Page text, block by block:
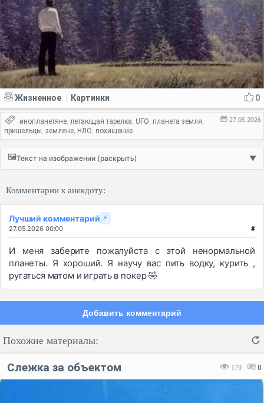
0
Жизненное Картинки
27.05.2026
инопланетяне, летающая тарелка, UFO, планета земля,
пришельцы, земляне, НЛО, похищение
🖼️Текст на изображении (раскрыть) ▼
Комментарии к анекдоту:
Лучший комментарий ⚡
27.05.2026 00:00 #
И меня заберите пожалуйста с этой ненормальной
планеты. Я хороший. Я научу вас пить водку, курить ,
ругаться матом и играть в покер 🤣
Добавить комментарий
Похожие материалы:
179 0
Слежка за объектом